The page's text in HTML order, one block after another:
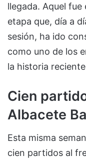
llegada. Aquel
etapa que, día a
sesión, ha ido
como uno de los
la historia
Cien
Albacete
Esta misma
cien partidos al